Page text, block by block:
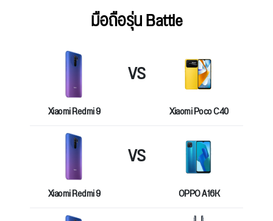
มือถือรุ่น Battle
Xiaomi Redmi 9
VS
Xiaomi Poco C40
Xiaomi Redmi 9
VS
OPPO A16K